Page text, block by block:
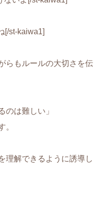
[/st-kaiwa1]
らもルールの大切さを伝
のは難しい」
。
理解できるように誘導し